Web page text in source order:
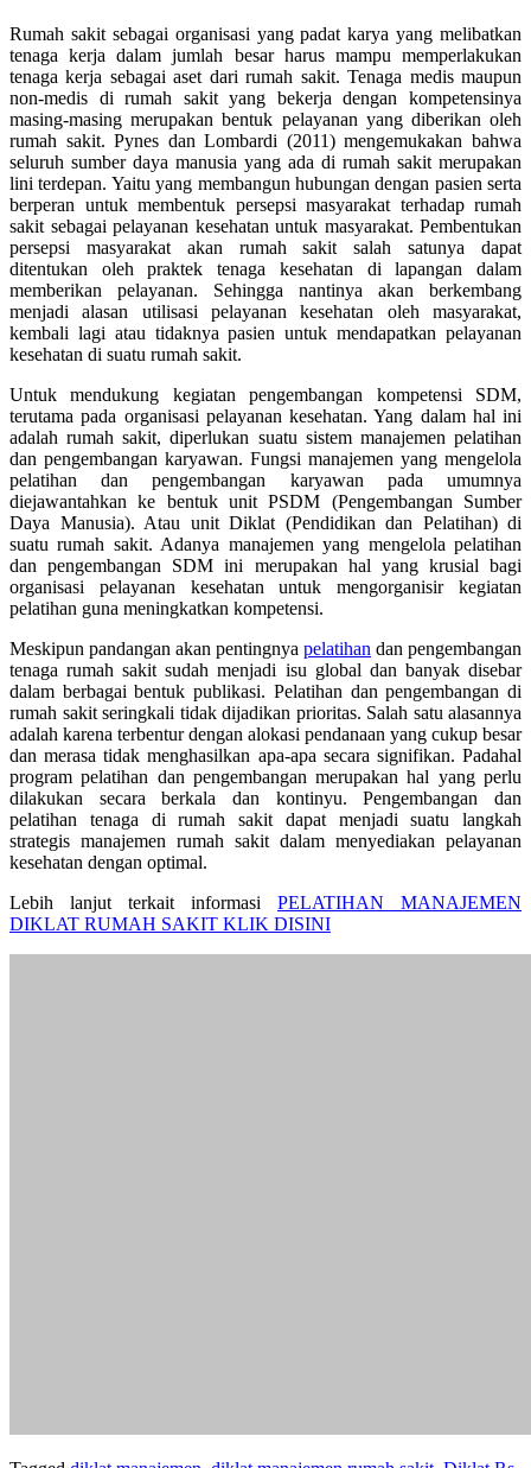
Rumah sakit sebagai organisasi yang padat karya yang melibatkan
tenaga kerja dalam jumlah besar harus mampu memperlakukan
tenaga kerja sebagai aset dari rumah sakit. Tenaga medis maupun
non-medis di rumah sakit yang bekerja dengan kompetensinya
masing-masing merupakan bentuk pelayanan yang diberikan oleh
rumah sakit. Pynes dan Lombardi (2011) mengemukakan bahwa
seluruh sumber daya manusia yang ada di rumah sakit merupakan
lini terdepan. Yaitu yang membangun hubungan dengan pasien serta
berperan untuk membentuk persepsi masyarakat terhadap rumah
sakit sebagai pelayanan kesehatan untuk masyarakat. Pembentukan
persepsi masyarakat akan rumah sakit salah satunya dapat
ditentukan oleh praktek tenaga kesehatan di lapangan dalam
memberikan pelayanan. Sehingga nantinya akan berkembang
menjadi alasan utilisasi pelayanan kesehatan oleh masyarakat,
kembali lagi atau tidaknya pasien untuk mendapatkan pelayanan
kesehatan di suatu rumah sakit.
Untuk mendukung kegiatan pengembangan kompetensi SDM,
terutama pada organisasi pelayanan kesehatan. Yang dalam hal ini
adalah rumah sakit, diperlukan suatu sistem manajemen pelatihan
dan pengembangan karyawan. Fungsi manajemen yang mengelola
pelatihan dan pengembangan karyawan pada umumnya
diejawantahkan ke bentuk unit PSDM (Pengembangan Sumber
Daya Manusia). Atau unit Diklat (Pendidikan dan Pelatihan) di
suatu rumah sakit. Adanya manajemen yang mengelola pelatihan
dan pengembangan SDM ini merupakan hal yang krusial bagi
organisasi pelayanan kesehatan untuk mengorganisir kegiatan
pelatihan guna meningkatkan kompetensi.
Meskipun pandangan akan pentingnya pelatihan dan pengembangan
tenaga rumah sakit sudah menjadi isu global dan banyak disebar
dalam berbagai bentuk publikasi. Pelatihan dan pengembangan di
rumah sakit seringkali tidak dijadikan prioritas. Salah satu alasannya
adalah karena terbentur dengan alokasi pendanaan yang cukup besar
dan merasa tidak menghasilkan apa-apa secara signifikan. Padahal
program pelatihan dan pengembangan merupakan hal yang perlu
dilakukan secara berkala dan kontinyu. Pengembangan dan
pelatihan tenaga di rumah sakit dapat menjadi suatu langkah
strategis manajemen rumah sakit dalam menyediakan pelayanan
kesehatan dengan optimal.
Lebih lanjut terkait informasi PELATIHAN MANAJEMEN
DIKLAT RUMAH SAKIT KLIK DISINI